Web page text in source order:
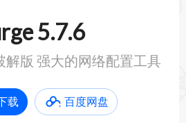
5.7.6
解版 强大的网络配置工具
载 百度网盘